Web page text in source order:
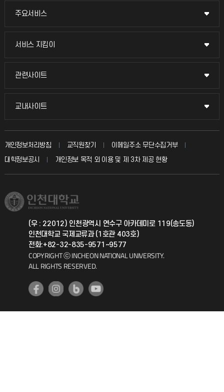
주요서비스
주요서비스
교무회의방송
입학안내
취업정보(학생)
서비스 지킴이
서비스 지킴이
묻고 답하기
칭찬마당
학생서비스 지킴이
관련사이트
관련사이트
국방헬프콜
총동문회
교내사이트
교내사이트
교수회
교육혁신본부
국제지원과
공자아카데미
기초교육원
공학교육혁신센터
개인정보처리방침 교직원찾기
이메일주소 무단수집거부
대학정보공시
개인정보 목적 외 이용 및 제 3차 제공 현황
(우 : 22012) 인천광역시 연수구 아카데미로 119(송도동)
인천대학교 국제교류과 (1호관 403호)
전화:+82-32-835-9571~9577
COPYRIGHT ⓒ INCHEON NATIONAL UNIVERSITY.
ALL RIGHTS RESERVED.